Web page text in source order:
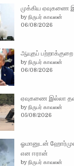
முக்கிய ஏவுகணை
by நிருபர் காவலன்
06/08/2026
ஆயுதப் பற்றாக்குறை
by நிருபர் காவலன்
06/08/2026
ஏவுகணை இல்லா
by நிருபர் காவலன்
05/08/2026
ஓமானுடன்
என ஈரான்
by நிருபர் காவலன்